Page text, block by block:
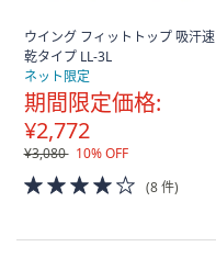
ウイング フィットトップ 吸汗速
乾タイプ LL-3L
ネット限定
期間限定価格:
¥2,772
¥3,080 10% OFF
4.0
of
Stars
(8 件)